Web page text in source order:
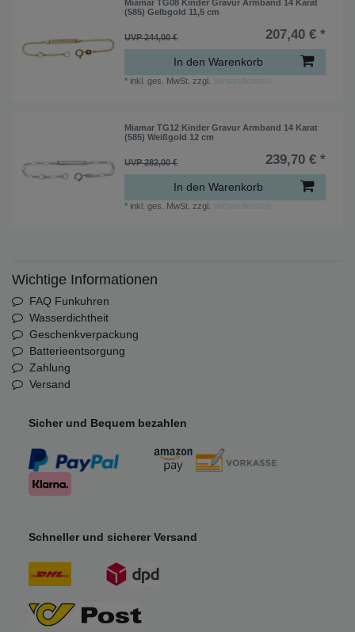
Miamar TG08 Kinder Gravur Armband 14 Karat
(585) Gelbgold 11,5 cm
UVP 244,00 € 207,40 € *
In den Warenkorb
* inkl. ges. MwSt. zzgl. Versandkosten
Miamar TG12 Kinder Gravur Armband 14 Karat
(585) Weißgold 12 cm
UVP 282,00 € 239,70 € *
In den Warenkorb
* inkl. ges. MwSt. zzgl. Versandkosten
Wichtige Informationen
FAQ Funkuhren
Wasserdichtheit
Geschenkverpackung
Batterieentsorgung
Zahlung
Versand
Sicher und Bequem bezahlen
Schneller und sicherer Versand